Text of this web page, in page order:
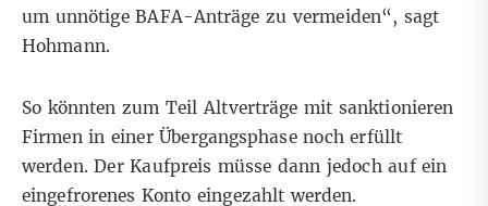
um unnötige BAFA-Anträge zu vermeiden“, sagt
Hohmann.
So könnten zum Teil Altverträge mit sanktionieren
Firmen in einer Übergangsphase noch erfüllt
werden. Der Kaufpreis müsse dann jedoch auf ein
eingefrorenes Konto eingezahlt werden.